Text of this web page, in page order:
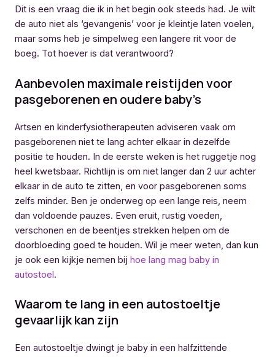
Dit is een vraag die ik in het begin ook steeds had. Je wilt
de auto niet als ‘gevangenis’ voor je kleintje laten voelen,
maar soms heb je simpelweg een langere rit voor de
boeg. Tot hoever is dat verantwoord?
Aanbevolen maximale reistijden voor
pasgeborenen en oudere baby’s
Artsen en kinderfysiotherapeuten adviseren vaak om
pasgeborenen niet te lang achter elkaar in dezelfde
positie te houden. In de eerste weken is het ruggetje nog
heel kwetsbaar. Richtlijn is om niet langer dan 2 uur achter
elkaar in de auto te zitten, en voor pasgeborenen soms
zelfs minder. Ben je onderweg op een lange reis, neem
dan voldoende pauzes. Even eruit, rustig voeden,
verschonen en de beentjes strekken helpen om de
doorbloeding goed te houden. Wil je meer weten, dan kun
je ook een kijkje nemen bij hoe lang mag baby in
autostoel.
Waarom te lang in een autostoeltje
gevaarlijk kan zijn
Een autostoeltje dwingt je baby in een halfzittende